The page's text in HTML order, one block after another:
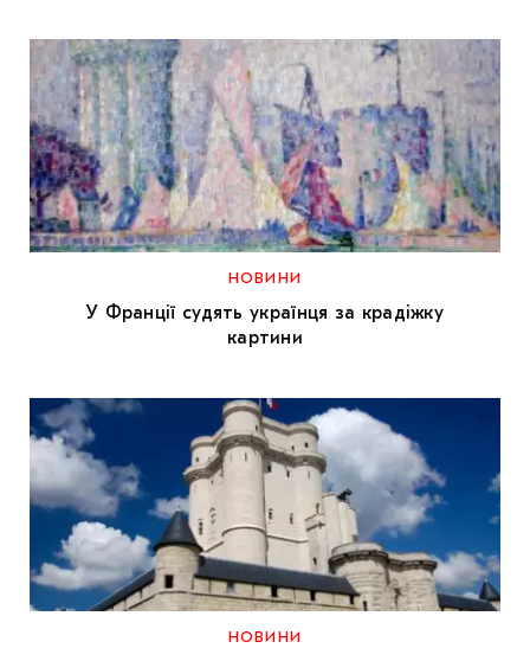
НОВИНИ
У Франції судять українця за крадіжку
картини
НОВИНИ